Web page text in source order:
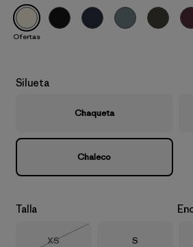
Ofertas
Silueta
Chaqueta
Chaleco
Talla
Talla
XS
Talla
S